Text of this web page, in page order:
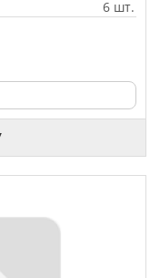
6 шт.